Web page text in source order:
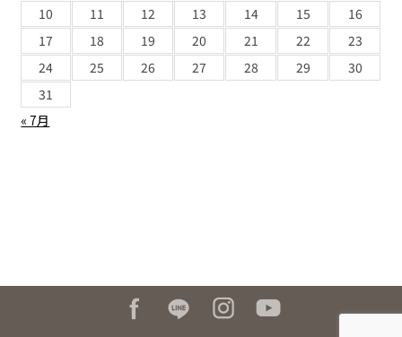
« 7月
10
11 12 13 14 15
16
17
18 19 20 21 22
23
24
25 26 27 28 29
30
31